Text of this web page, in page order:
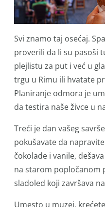
Svi znamo taj osećaj.
proverili da li su pasoši
plejlistu za put i već u
trgu u Rimu ili hvatate
Planiranje odmora je
da testira naše živce u
Treći je dan vašeg
pokušavate da
čokolade i vanile,
na starom popločanom
sladoled koji završava
Umesto u muzej,